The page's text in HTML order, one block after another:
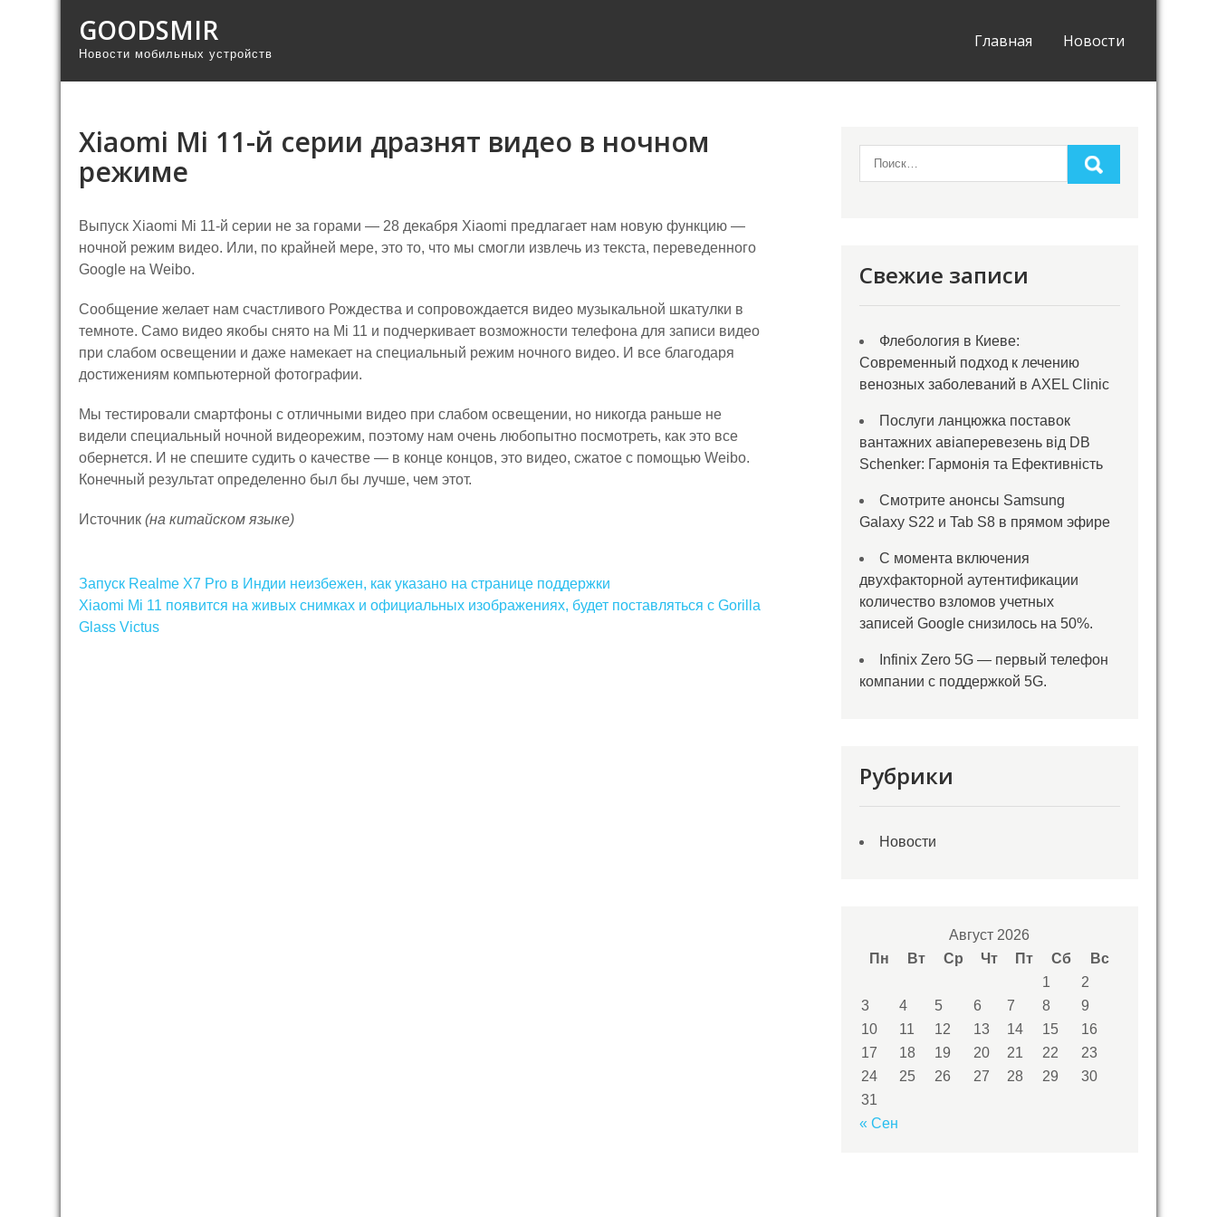
GOODSMIR
Новости мобильных устройств
Главная Новости
Xiaomi Mi 11-й серии дразнят видео в ночном
режиме
Выпуск Xiaomi Mi 11-й серии не за горами — 28 декабря Xiaomi предлагает нам новую функцию —
ночной режим видео. Или, по крайней мере, это то, что мы смогли извлечь из текста, переведенного
Google на Weibo.
Сообщение желает нам счастливого Рождества и сопровождается видео музыкальной шкатулки в
темноте. Само видео якобы снято на Mi 11 и подчеркивает возможности телефона для записи видео
при слабом освещении и даже намекает на специальный режим ночного видео. И все благодаря
достижениям компьютерной фотографии.
Мы тестировали смартфоны с отличными видео при слабом освещении, но никогда раньше не
видели специальный ночной видеорежим, поэтому нам очень любопытно посмотреть, как это все
обернется. И не спешите судить о качестве — в конце концов, это видео, сжатое с помощью Weibo.
Конечный результат определенно был бы лучше, чем этот.
Источник (на китайском языке)
Навигация
по
записям
Запуск Realme X7 Pro в Индии неизбежен, как указано на странице поддержки
Xiaomi Mi 11 появится на живых снимках и официальных изображениях, будет поставляться с Gorilla
Glass Victus
Свежие записи
Флебология в Киеве:
Современный подход к лечению
венозных заболеваний в AXEL Clinic
Послуги ланцюжка поставок
вантажних авіаперевезень від DB
Schenker: Гармонія та Ефективність
Смотрите анонсы Samsung
Galaxy S22 и Tab S8 в прямом эфире
С момента включения
двухфакторной аутентификации
количество взломов учетных
записей Google снизилось на 50%.
Infinix Zero 5G — первый телефон
компании с поддержкой 5G.
Рубрики
Новости
Август 2026
Пн
Вт Ср Чт Пт Сб
Вс
1
2
3
4 5 6 7 8
9
10
11 12 13 14 15
16
17
18 19 20 21 22
23
24
25 26 27 28 29
30
31
« Сен